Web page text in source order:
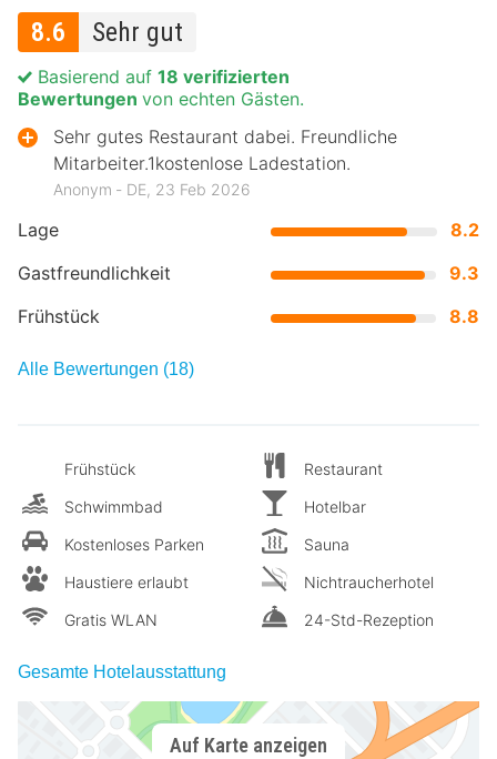
8.6 Sehr gut
Lage
8.2
Gastfreundlichkeit
9.3
Frühstück
8.8
Basierend auf 18 verifizierten
Bewertungen von echten Gästen.
Sehr gutes Restaurant dabei. Freundliche
Mitarbeiter.1kostenlose Ladestation.
Anonym ‐ DE, 23 Feb 2026
Alle Bewertungen (18)
Frühstück
Schwimmbad
Kostenloses Parken
Haustiere erlaubt
Gratis WLAN
Restaurant
Hotelbar
Sauna
Nichtraucherhotel
24-Std-Rezeption
Gesamte Hotelausstattung
Auf Karte anzeigen